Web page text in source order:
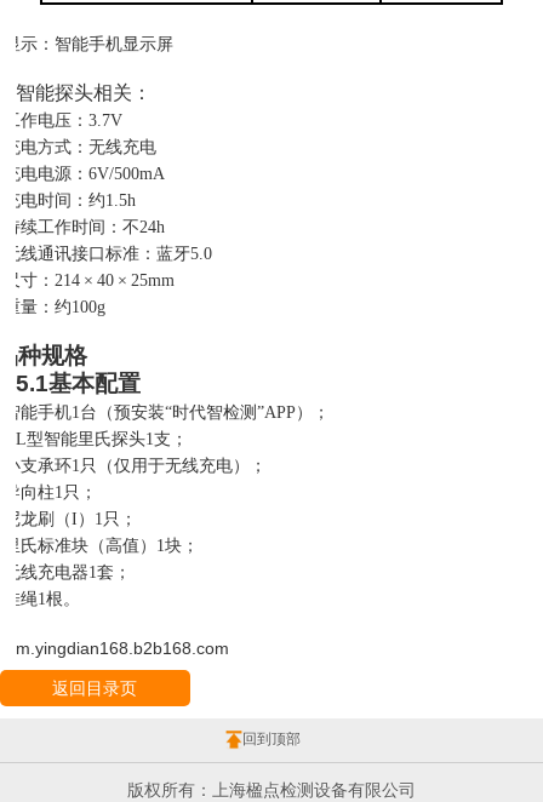
显示：智能手机显示屏
智能探头相关：
工作电压： 3.7V
充电方式：无线充电
充电电源： 6V/500mA
充电时间：约1.5h
持续工作时间：不24h
无线通讯接口标准：蓝牙5.0
尺寸： 214 × 40 × 25mm
重量：约100g
种规格
5.1基本配置
智能手机1台（预安装“时代智检测”APP）；
DL型智能里氏探头1支；
小支承环1只（仅用于无线充电）；
导向柱1只；
尼龙刷（I）1只；
里氏标准块（高值） 1块；
无线充电器1套；
挂绳1根。
m.yingdian168.b2b168.com
返回目录页
回到顶部
版权所有：上海楹点检测设备有限公司